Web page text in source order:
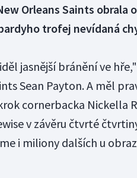
Orleans Saints obrala
trofej nevídaná
jasnější bránění ve
Sean Payton. A měl
cornerbacka Nickella
v závěru čtvrté
i miliony dalších u